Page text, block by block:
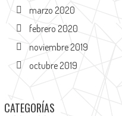
marzo 2020
febrero 2020
noviembre 2019
octubre 2019
CATEGORÍAS